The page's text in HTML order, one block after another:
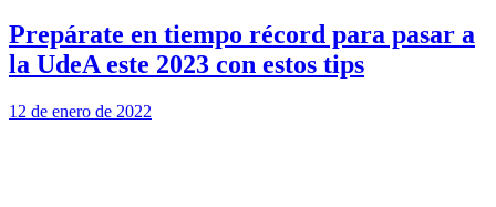
Prepárate en tiempo récord para pasar a
la UdeA este 2023 con estos tips
12 de enero de 2022